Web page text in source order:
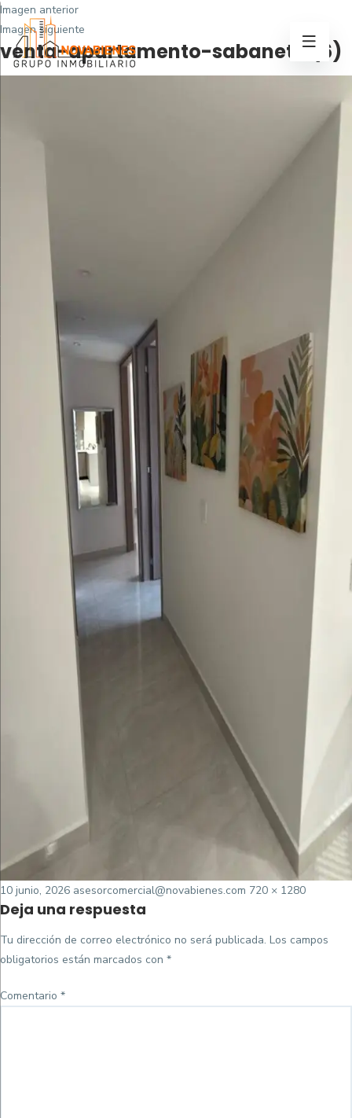
Imagen anterior
Imagen siguiente
venta-apartamento-sabaneta (6)
Posted
on
10 junio, 2026 asesorcomercial@novabienes.com Tamaño
720 × 1280
Deja una respuesta
Tu dirección de correo electrónico no será publicada. Los campos
obligatorios están marcados con *
Comentario *